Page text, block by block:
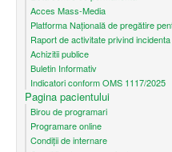
Acces Mass-Media
Platforma Națională de pregătire
Raport de activitate privind
Achizitii publice
Buletin Informativ
Indicatori conform OMS 1117/2025
Pagina pacientului
Birou de programari
Programare online
Condiţii de internare